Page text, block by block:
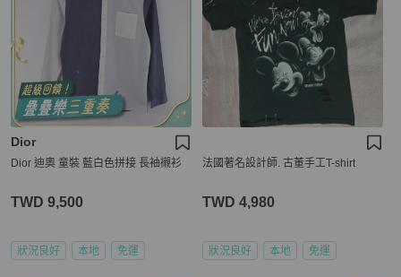
Dior
Dior 迪奧 童裝 藍白色拼接 長袖襯衫
TWD 9,500
狀況良好 本地 免運
法國著名設計師. 古董手工T-shirt
TWD 4,980
狀況良好 本地 免運